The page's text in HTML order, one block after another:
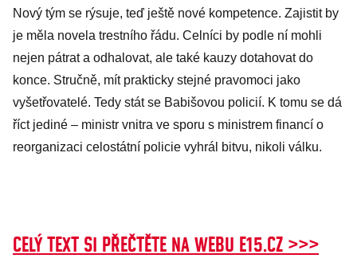
Nový tým se rýsuje, teď ještě nové kompetence. Zajistit by
je měla novela trestního řádu. Celníci by podle ní mohli
nejen pátrat a odhalovat, ale také kauzy dotahovat do
konce. Stručně, mít prakticky stejné pravomoci jako
vyšetřovatelé. Tedy stát se Babišovou policií. K tomu se dá
říct jediné – ministr vnitra ve sporu s ministrem financí o
reorganizaci celostátní policie vyhrál bitvu, nikoli válku.
CELÝ TEXT SI PŘEČTĚTE NA WEBU E15.CZ >>>